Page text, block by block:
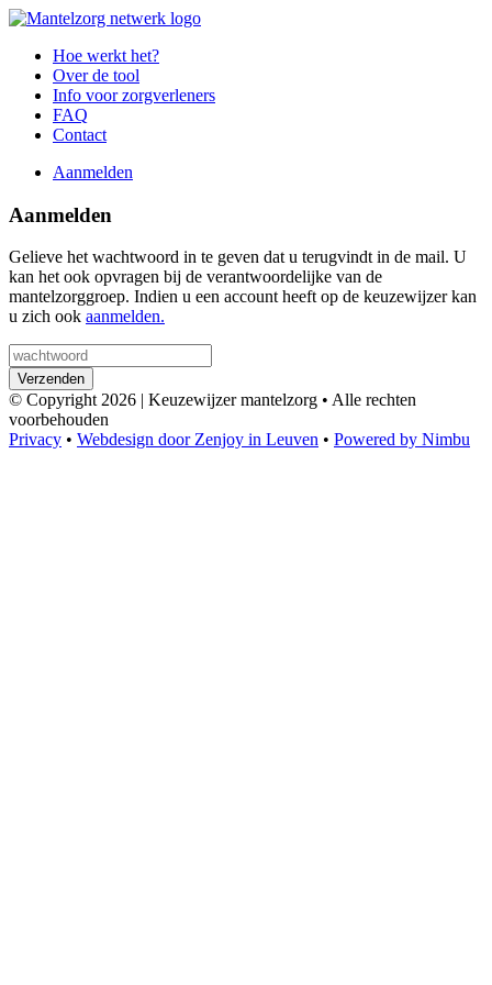
Hoe werkt het?
Over de tool
Info voor zorgverleners
FAQ
Contact
Aanmelden
Aanmelden
Gelieve het wachtwoord in te geven dat u terugvindt in de mail. U
kan het ook opvragen bij de verantwoordelijke van de
mantelzorggroep. Indien u een account heeft op de keuzewijzer kan
u zich ook aanmelden.
Verzenden
© Copyright 2026 | Keuzewijzer mantelzorg • Alle rechten
voorbehouden
Privacy • Webdesign door Zenjoy in Leuven • Powered by Nimbu